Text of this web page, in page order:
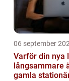
06 september
Varför din nya
långsammare
gamla